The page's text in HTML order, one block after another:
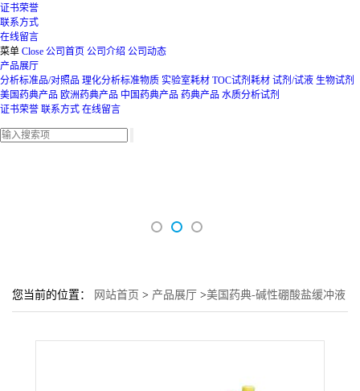
证书荣誉
联系方式
在线留言
菜单 Close 公司首页 公司介绍 公司动态
产品展厅
分析标准品/对照品 理化分析标准物质 实验室耗材 TOC试剂耗材 试剂/试液 生物试剂
美国药典产品 欧洲药典产品 中国药典产品 药典产品 水质分析试剂
证书荣誉 联系方式 在线留言
您当前的位置： 网站首页 > 产品展厅 >美国药典-碱性硼酸盐缓冲液